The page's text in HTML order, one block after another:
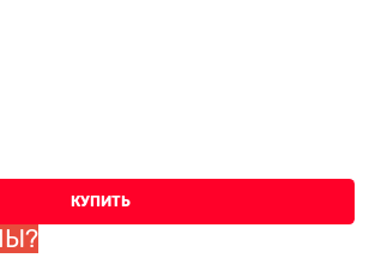
КУПИТЬ